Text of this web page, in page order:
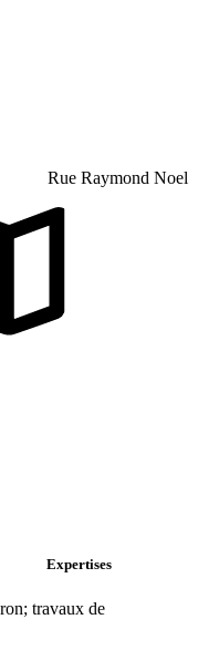
Rue Raymond Noel
Expertises
travaux de